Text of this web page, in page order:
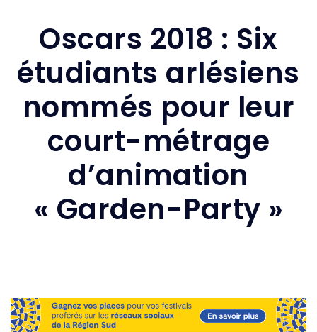
Oscars 2018 : Six
étudiants arlésiens
nommés pour leur
court-métrage
d’animation
« Garden-Party »